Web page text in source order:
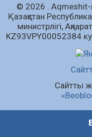
07.08.2026
© 2026 . Аqmeshit-
Қазақстан
министрлігі,
KZ93VPY00052384
Сайтты